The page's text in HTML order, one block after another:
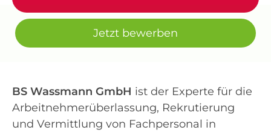
Jetzt bewerben
BS Wassmann GmbH ist der Experte für die
Arbeitnehmerüberlassung, Rekrutierung
und Vermittlung von Fachpersonal in